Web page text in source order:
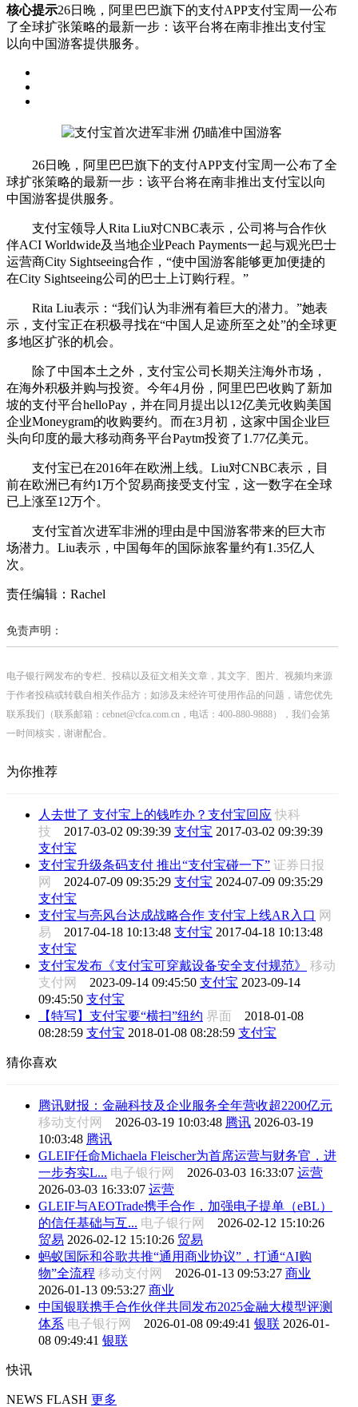
核心提示26日晚，阿里巴巴旗下的支付APP支付宝周一公布
了全球扩张策略的最新一步：该平台将在南非推出支付宝
以向中国游客提供服务。
26日晚，阿里巴巴旗下的支付APP支付宝周一公布了全
球扩张策略的最新一步：该平台将在南非推出支付宝以向
中国游客提供服务。
支付宝领导人Rita Liu对CNBC表示，公司将与合作伙
伴ACI Worldwide及当地企业Peach Payments一起与观光巴士
运营商City Sightseeing合作，“使中国游客能够更加便捷的
在City Sightseeing公司的巴士上订购行程。”
Rita Liu表示：“我们认为非洲有着巨大的潜力。”她表
示，支付宝正在积极寻找在“中国人足迹所至之处”的全球更
多地区扩张的机会。
除了中国本土之外，支付宝公司长期关注海外市场，
在海外积极并购与投资。今年4月份，阿里巴巴收购了新加
坡的支付平台helloPay，并在同月提出以12亿美元收购美国
企业Moneygram的收购要约。而在3月初，这家中国企业巨
头向印度的最大移动商务平台Paytm投资了1.77亿美元。
支付宝已在2016年在欧洲上线。Liu对CNBC表示，目
前在欧洲已有约1万个贸易商接受支付宝，这一数字在全球
已上涨至12万个。
支付宝首次进军非洲的理由是中国游客带来的巨大市
场潜力。Liu表示，中国每年的国际旅客量约有1.35亿人
次。
责任编辑：Rachel
免责声明：
电子银行网发布的专栏、投稿以及征文相关文章，其文字、图片、视频均来源
于作者投稿或转载自相关作品方；如涉及未经许可使用作品的问题，请您优先
联系我们（联系邮箱：cebnet@cfca.com.cn，电话：400-880-9888），我们会第
一时间核实，谢谢配合。
为你推荐
人去世了 支付宝上的钱咋办？支付宝回应 快科
技 2017-03-02 09:39:39 支付宝 2017-03-02 09:39:39
支付宝
支付宝升级条码支付 推出“支付宝碰一下” 证券日报
网 2024-07-09 09:35:29 支付宝 2024-07-09 09:35:29
支付宝
支付宝与亮风台达成战略合作 支付宝上线AR入口 网
易 2017-04-18 10:13:48 支付宝 2017-04-18 10:13:48
支付宝
支付宝发布《支付宝可穿戴设备安全支付规范》
移动
支付网 2023-09-14 09:45:50 支付宝 2023-09-14
09:45:50 支付宝
【特写】支付宝要“横扫”纽约 界面 2018-01-08
08:28:59 支付宝 2018-01-08 08:28:59 支付宝
猜你喜欢
腾讯财报：金融科技及企业服务全年营收超2200亿元
移动支付网 2026-03-19 10:03:48 腾讯 2026-03-19
10:03:48 腾讯
GLEIF任命Michaela Fleischer为首席运营与财务官，进
一步夯实L... 电子银行网 2026-03-03 16:33:07 运营
2026-03-03 16:33:07 运营
GLEIF与AEOTrade携手合作，加强电子提单（eBL）
的信任基础与互... 电子银行网 2026-02-12 15:10:26
贸易 2026-02-12 15:10:26 贸易
蚂蚁国际和谷歌共推“通用商业协议”，打通“AI购
物”全流程 移动支付网 2026-01-13 09:53:27 商业
2026-01-13 09:53:27 商业
中国银联携手合作伙伴共同发布2025金融大模型评测
体系 电子银行网 2026-01-08 09:49:41 银联 2026-01-
08 09:49:41 银联
快讯
NEWS FLASH 更多